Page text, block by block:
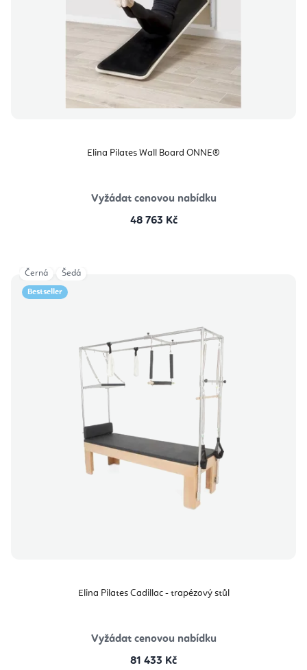
Elina Pilates Wall Board ONNE®
Vyžádat cenovou nabídku
48 763 Kč
Bestseller
Elina Pilates Cadillac - trapézový stůl
Vyžádat cenovou nabídku
81 433 Kč
Černá Šedá